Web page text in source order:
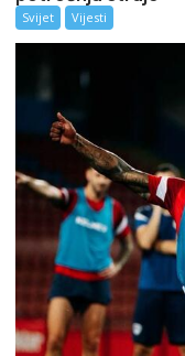
Svijet Vijesti